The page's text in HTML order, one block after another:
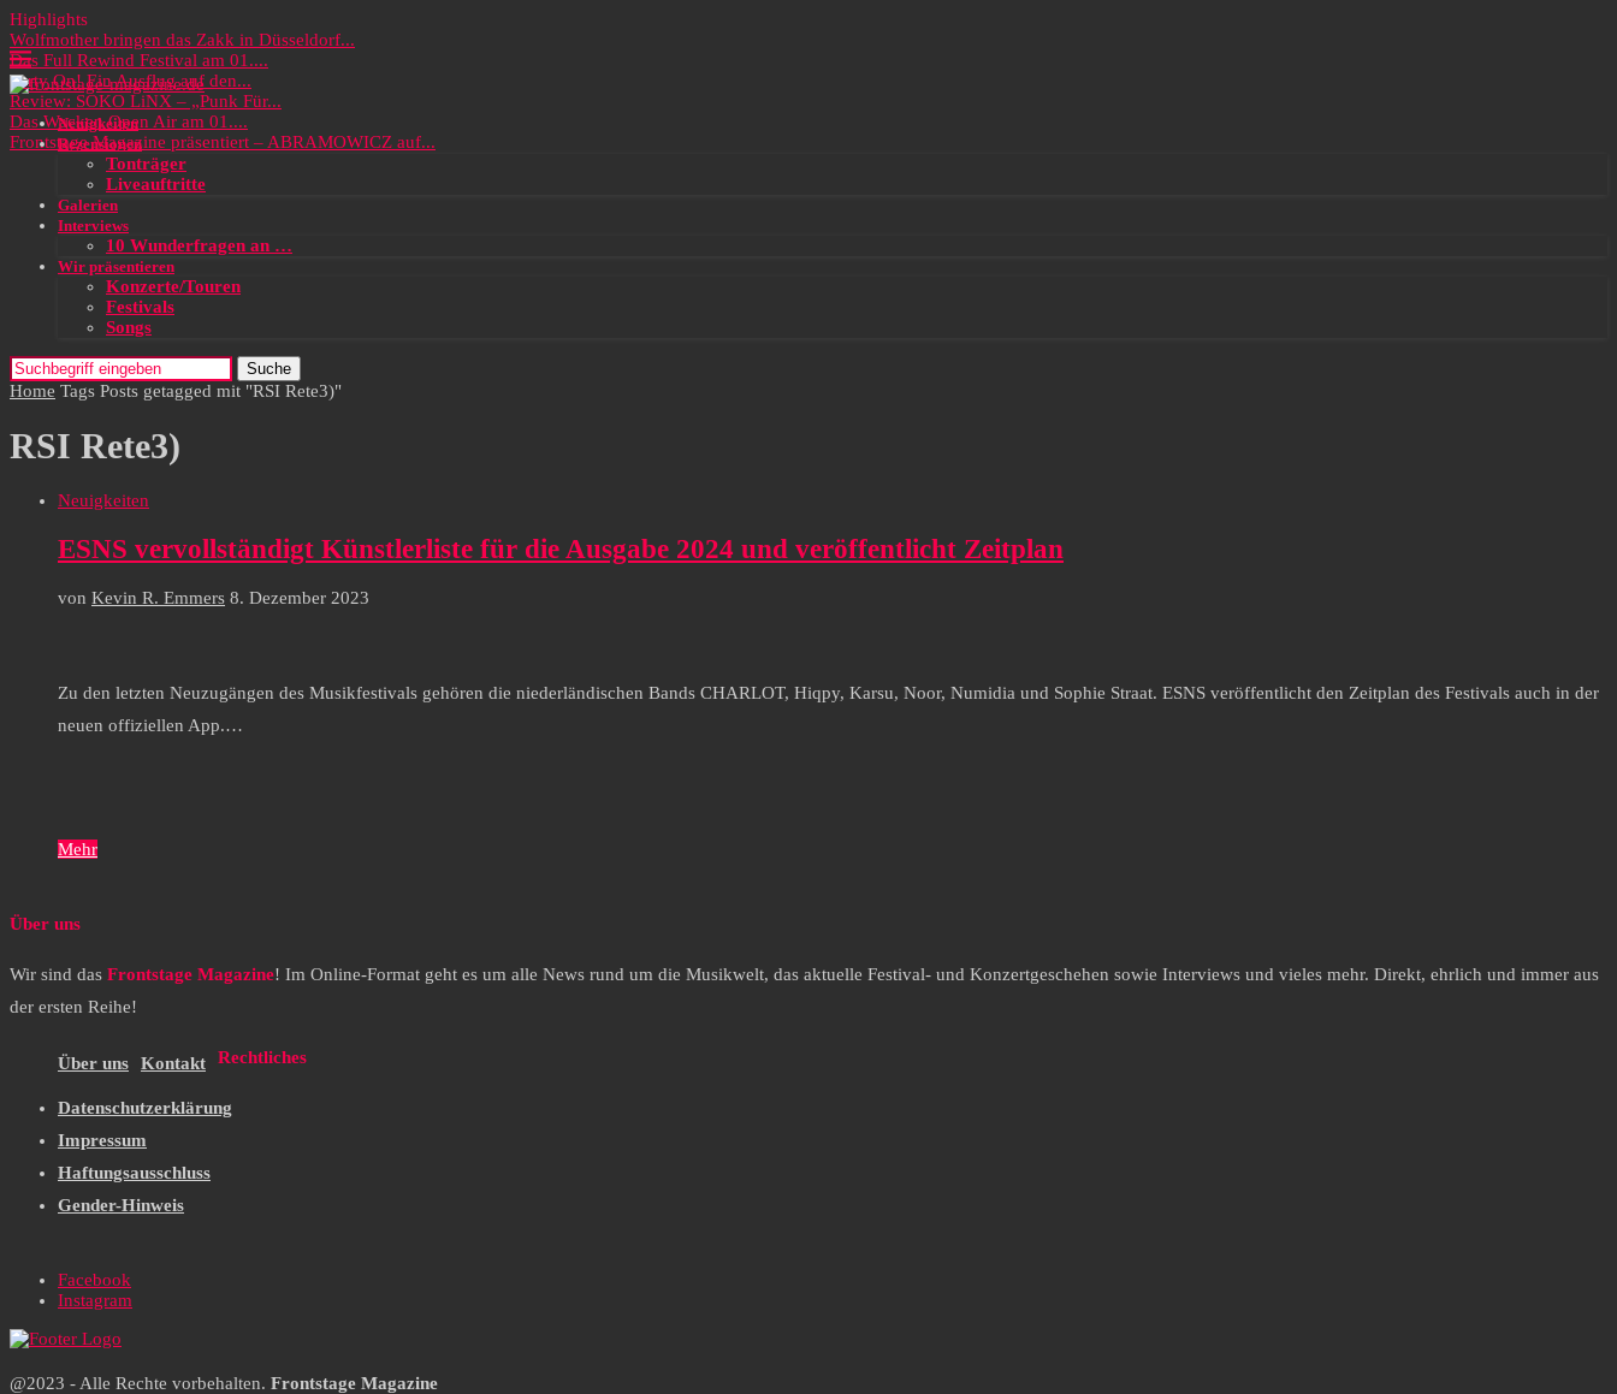
Highlights
Wolfmother bringen das Zakk in Düsseldorf...
Das Full Rewind Festival am 01....
Party On! Ein Ausflug auf den...
Review: SOKO LiNX – „Punk Für...
Das Wacken Open Air am 01....
Frontstage Magazine präsentiert – ABRAMOWICZ auf...
Neuigkeiten
Rezensionen
Tonträger
Liveauftritte
Galerien
Interviews
10 Wunderfragen an …
Wir präsentieren
Konzerte/Touren
Festivals
Songs
Suche
Home Tags Posts getagged mit "RSI Rete3)"
RSI Rete3)
Neuigkeiten
ESNS vervollständigt Künstlerliste für die Ausgabe 2024 und veröffentlicht Zeitplan
von Kevin R. Emmers 8. Dezember 2023
Zu den letzten Neuzugängen des Musikfestivals gehören die niederländischen Bands CHARLOT, Hiqpy, Karsu, Noor, Numidia und Sophie Straat. ESNS veröffentlicht den Zeitplan des Festivals auch in der
neuen offiziellen App.…
Mehr
Über uns
Wir sind das Frontstage Magazine! Im Online-Format geht es um alle News rund um die Musikwelt, das aktuelle Festival- und Konzertgeschehen sowie Interviews und vieles mehr. Direkt, ehrlich und immer aus
der ersten Reihe!
Über uns Kontakt Rechtliches
Datenschutzerklärung
Impressum
Haftungsausschluss
Gender-Hinweis
Facebook
Instagram
@2023 - Alle Rechte vorbehalten. Frontstage Magazine